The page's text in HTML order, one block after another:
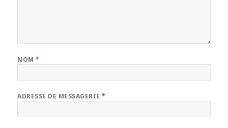
NOM*
ADRESSE DE MESSAGERIE*